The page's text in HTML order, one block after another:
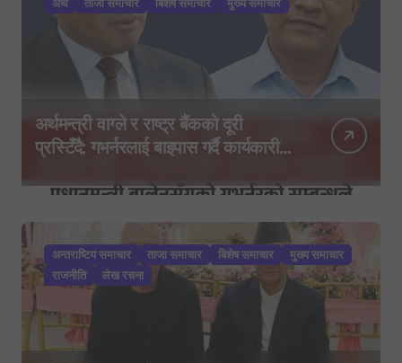
अर्थमन्त्री वाग्ले र राष्ट्र बैंकको दूरी
प्रस्टिँदै: गभर्नरलाई बाइपास गर्दै कार्यकारी
अन्तराष्टिय समाचार ताजा समाचार बिशेष समाचार
मुख्य समाचार
राजनीति
लेख रचना